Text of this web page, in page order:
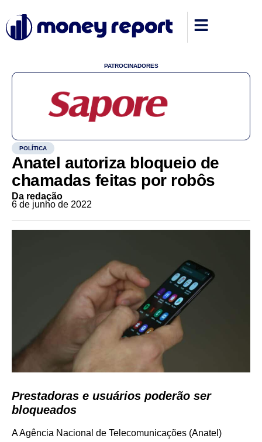
PATROCINADORES
POLÍTICA
Anatel autoriza bloqueio de
chamadas feitas por robôs
Da redação
6 de junho de 2022
Prestadoras e usuários poderão ser
bloqueados
A Agência Nacional de Telecomunicações (Anatel)